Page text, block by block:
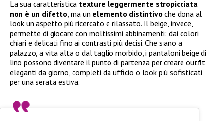
La sua caratteristica texture leggermente stropicciata
non è un difetto, ma un elemento distintivo che dona al
look un aspetto più ricercato e rilassato. Il beige, invece,
permette di giocare con moltissimi abbinamenti: dai colori
chiari e delicati fino ai contrasti più decisi. Che siano a
palazzo, a vita alta o dal taglio morbido, i pantaloni beige di
lino possono diventare il punto di partenza per creare outfit
eleganti da giorno, completi da ufficio o look più sofisticati
per una serata estiva.